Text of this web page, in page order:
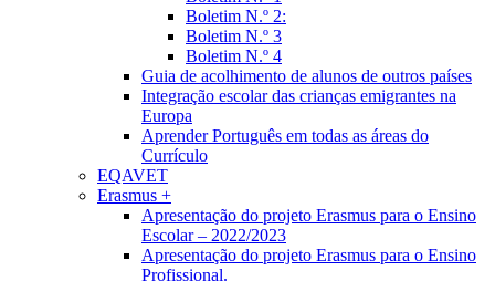
Boletim N.º 2:
Boletim N.º 3
Boletim N.º 4
Guia de acolhimento de alunos de outros países
Integração escolar das crianças emigrantes na
Europa
Aprender Português em todas as áreas do
Currículo
EQAVET
Erasmus +
Apresentação do projeto Erasmus para o Ensino
Escolar – 2022/2023
Apresentação do projeto Erasmus para o Ensino
Profissional.